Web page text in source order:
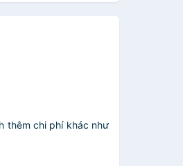
thêm chi phí khác như